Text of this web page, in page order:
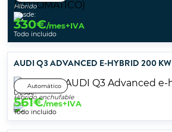
Híbrido
Desde:
330€/mes+IVA
Todo incluido
AUDI Q3 ADVANCED E-HYBRID 200 KW
Automático
Híbrido enchufable
Desde:
561€/mes+IVA
Todo incluido